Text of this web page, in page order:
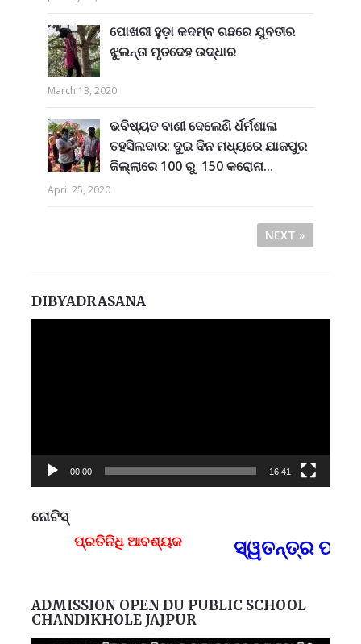
ପୋଖରୀ ହୁଡ଼ା କଦମ୍ବ ଗଛରେ ଯୁବତୀର
ଝୁଲନ୍ତା ମୃତଦେହ ଉଦ୍ଧାର
March 13, 2020
ଭବିଷ୍ୟତ ବାଣୀ ଦେଲେଣି ର୍ଧର୍ମଶାଳା
ତହସିଲଦାର: ଦୁଇ ଦିନ ମଧ୍ୟରେ ଯାଜପୁର
ଜିଲ୍ଲାରେ 100 ରୁ 150 କରୋନା...
April 25, 2020
NEXT »
DIBYADRASANA
00:00 16:41
ନୋଟିସ୍
ପ୍ରତିନିଧି ଆବଶ୍ୟକ
ସ୍ୱତନ୍ତ୍ର
ADMISSION OPEN DU PUBLIC SCHOOL
CHANDIKHOLE JAJPUR